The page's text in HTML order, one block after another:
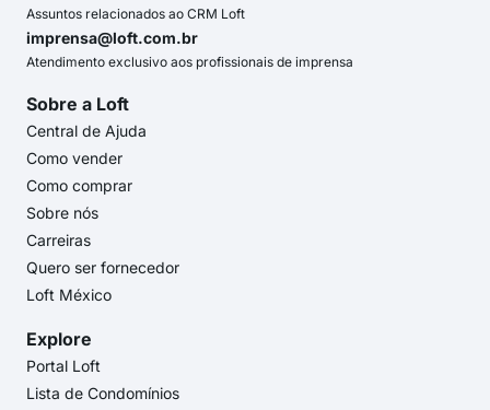
Assuntos relacionados ao CRM Loft
imprensa@loft.com.br
Atendimento exclusivo aos profissionais de imprensa
Sobre a Loft
Central de Ajuda
Como vender
Como comprar
Sobre nós
Carreiras
Quero ser fornecedor
Loft México
Explore
Portal Loft
Lista de Condomínios